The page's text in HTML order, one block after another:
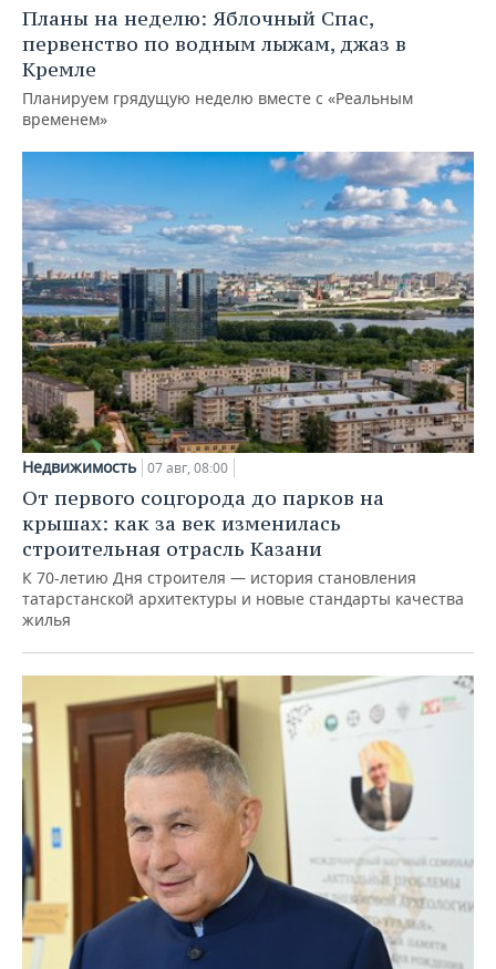
Планы на неделю: Яблочный Спас,
первенство по водным лыжам, джаз в
Кремле
Планируем грядущую неделю вместе с «Реальным
временем»
Недвижимость 07 авг, 08:00
От первого соцгорода до парков на
крышах: как за век изменилась
строительная отрасль Казани
К 70-летию Дня строителя — история становления
татарстанской архитектуры и новые стандарты качества
жилья